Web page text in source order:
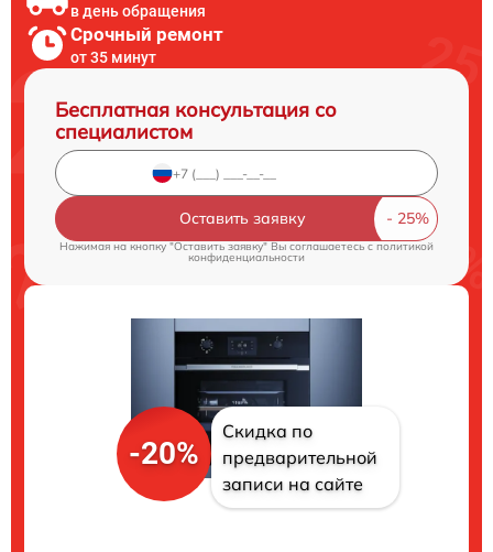
в день обращения
Срочный ремонт
от 35 минут
Бесплатная консультация со
специалистом
Оставить заявку
Нажимая на кнопку "Оставить заявку" Вы соглашаетесь c политикой
конфиденциальности
-20%
Скидка по
предварительной
записи на сайте